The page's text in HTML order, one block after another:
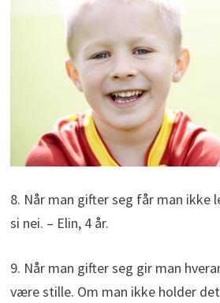
8. Når man gifter seg får man ikke
si nei. – Elin, 4 år.
9. Når man gifter seg gir man
være stille. Om man ikke holder